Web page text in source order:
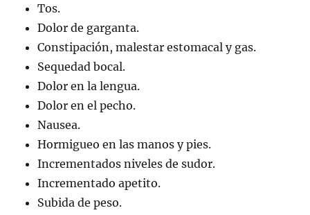
Tos.
Dolor de garganta.
Constipación, malestar estomacal y gas.
Sequedad bocal.
Dolor en la lengua.
Dolor en el pecho.
Nausea.
Hormigueo en las manos y pies.
Incrementados niveles de sudor.
Incrementado apetito.
Subida de peso.